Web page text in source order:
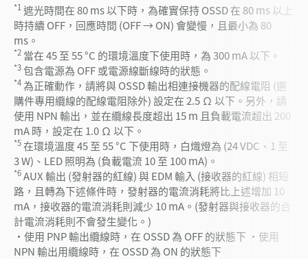
*1 遮光時間在 80 ms 以下時，為確實保持 OSSD 在 80 ms 以上
時持續 OFF，回應時間 (OFF → ON) 會變慢，且最小為 80
ms。
*2 當在 45 至 55 °C 的環境溫度下使用時，為 300 mA 以下。
*3包含電源為 OFF 或電源線斷線時的狀態。
*4 為正確動作，請將與 OSSD 輸出相連接機器的配線電阻 (選
購件專用纜線的配線電阻除外) 設定在 2.5 Ω 以下。另外，請
使用 NPN 輸出，並在纜線長度超出 15 m 且負載電流超出 200
mA 時，設定在 1.0 Ω 以下。
*5在環境溫度 45 至 55 °C 下使用時，白熾燈為 (24 VDC、1 至
3 W)、LED 照明為 (負載電流 10 至 100 mA)。
*6AUX 輸出 (發射器的紅線) 與 EDM 輸入 (接收器的紅線) 相短
路，且轉為下述條件時，發射器的電流消耗將比上述增加 10
mA，接收器的電流消耗則減少 10 mA。(發射器與接收器的合
計電流消耗則不會發生變化。)
・使用 PNP 輸出纜線時，在 OSSD 為 OFF 的狀態下 ・使用
NPN 輸出用纜線時，在 OSSD 為 ON 的狀態下